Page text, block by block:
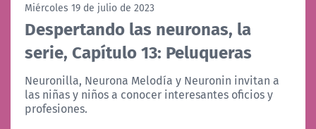
Miércoles 19 de julio de 2023
Despertando las neuronas, la
serie, Capítulo 13: Peluqueras
Neuronilla, Neurona Melodía y Neuronin invitan a
las niñas y niños a conocer interesantes oficios y
profesiones.